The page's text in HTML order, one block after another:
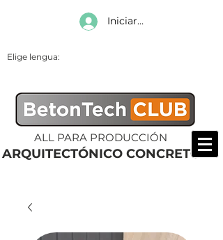
Iniciar sesión
Elige lengua:
ARQUITECTÓNICO CONCRETO
ALL PARA PRODUCCIÓN